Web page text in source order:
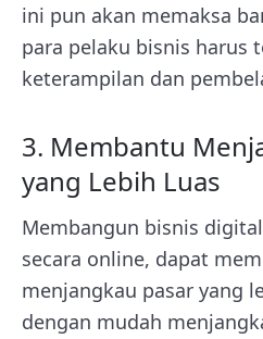
ini pun akan memaksa
para pelaku bisnis harus
keterampilan dan
3. Membantu
yang Lebih Luas
Membangun bisnis
secara online, dapat
menjangkau pasar yang
dengan mudah